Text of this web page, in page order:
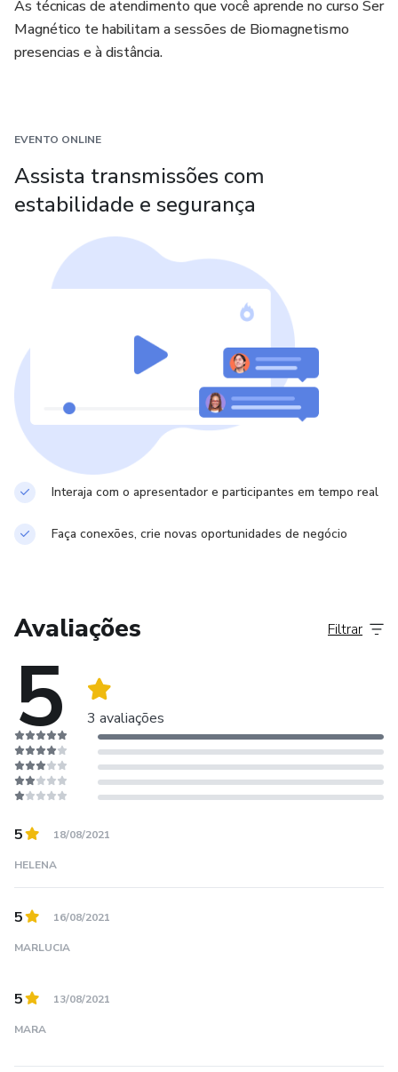
As técnicas de atendimento que você aprende no curso Ser
Magnético te habilitam a sessões de Biomagnetismo
presencias e à distância.
EVENTO ONLINE
Assista transmissões com
estabilidade e segurança
Interaja com o apresentador e participantes em tempo real
Faça conexões, crie novas oportunidades de negócio
Avaliações
5 3 avaliações
Filtrar
5 18/08/2021
HELENA
5 16/08/2021
MARLUCIA
5 13/08/2021
MARA